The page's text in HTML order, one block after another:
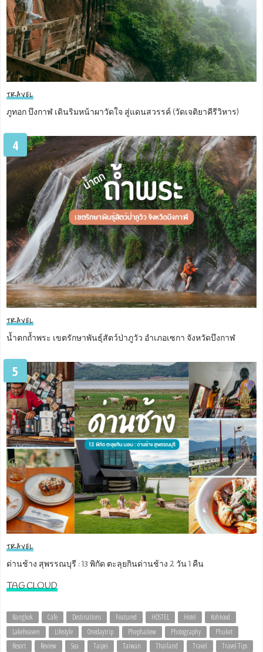
TRAVEL
ภูทอก บึงกาฬ เดินริมหน้าผาวัดใจ สู่แดนสวรรค์ (วัดเจติยาคีรีวิหาร)
4
TRAVEL
น้ำตกถ้ำพระ เขตรักษาพันธุ์สัตว์ป่าภูวัว อำเภอเซกา จังหวัดบึงกาฬ
5
TRAVEL
ด่านช้าง สุพรรณบุรี : 13 พิกัด ตะลุยกินด่านช้าง 2 วัน 1 คืน
TAG CLOUD
Bangkok Cafe Destinations Featured HOSTEL Hotel
Kohkood
Lakeheaven
Lifestyle Onedaytrip Phephatiew Photography
Phuket
Resort
Review Sea Taipei Taiwan Thailand Travel
Travel Tips